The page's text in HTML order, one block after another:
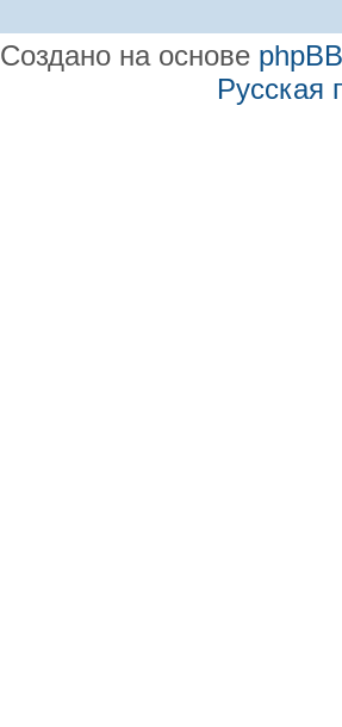
Создано на основе phpBB
Русская